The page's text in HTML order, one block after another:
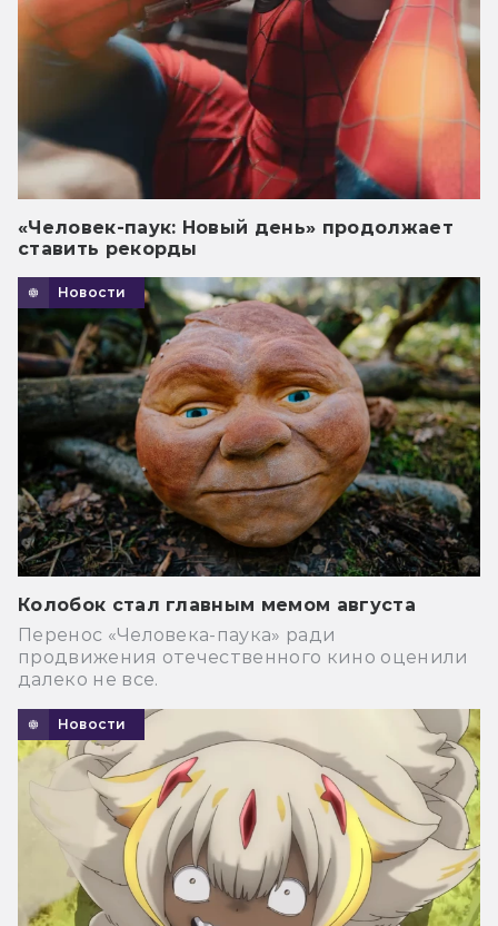
«Человек-паук: Новый день» продолжает
ставить рекорды
Новости
Колобок стал главным мемом августа
Перенос «Человека-паука» ради
продвижения отечественного кино оценили
далеко не все.
Новости